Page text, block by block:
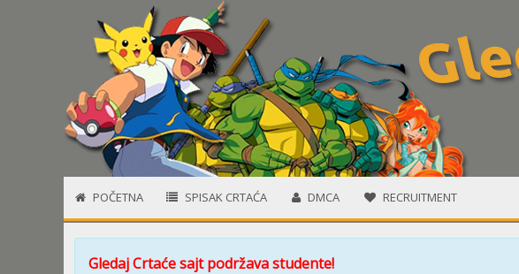
POČETNA SPISAK CRTAĆA DMCA RECRUITMENT
Gledaj Crtaće sajt podržava studente!